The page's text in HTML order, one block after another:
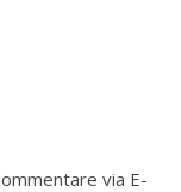
via E-